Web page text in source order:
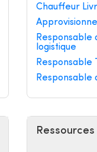
Chauffeur
logistique
Responsable
Responsable